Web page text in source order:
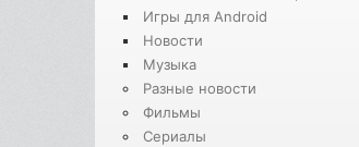
Игры для Android
Новости
Музыка
Разные новости
Фильмы
Сериалы